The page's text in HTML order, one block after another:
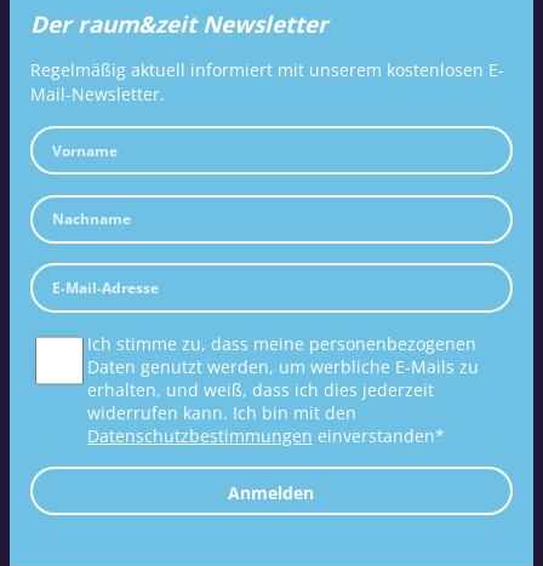
Der raum&zeit Newsletter
Regelmäßig aktuell informiert mit unserem kostenlosen E-
Mail-Newsletter.
Ich stimme zu, dass meine personenbezogenen
Daten genutzt werden, um werbliche E-Mails zu
erhalten, und weiß, dass ich dies jederzeit
widerrufen kann. Ich bin mit den
Datenschutzbestimmungen einverstanden*
Anmelden